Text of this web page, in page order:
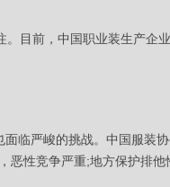
目前，中国职业装生产企
临严峻的挑战。中国服装
恶性竞争严重;地方保护排